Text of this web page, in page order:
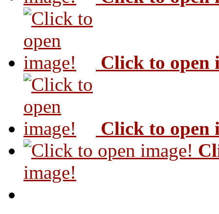
Click to open
Click to open
image!